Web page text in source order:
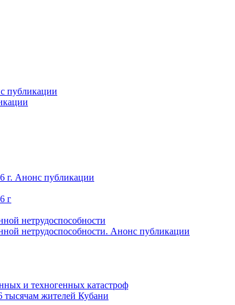
публикации
г. Анонс публикации
г
нетрудоспособности
нетрудоспособности. Анонс публикации
и техногенных катастроф
тысячам жителей Кубани